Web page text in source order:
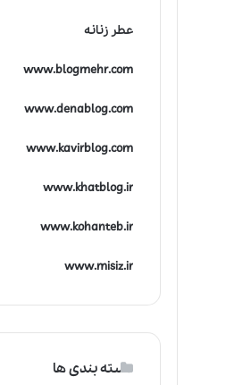
عطر زنانه
www.blogmehr.com
www.denablog.com
www.kavirblog.com
www.khatblog.ir
www.kohanteb.ir
www.misiz.ir
دسته بندی ها